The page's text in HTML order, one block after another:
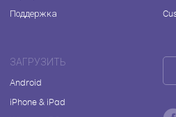
Поддержка
ЗАГРУЗИТЬ
Android
iPhone & iPad